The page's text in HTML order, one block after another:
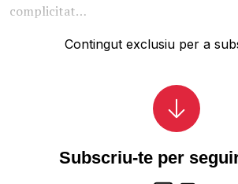
complicitat…
Contingut exclusiu per a